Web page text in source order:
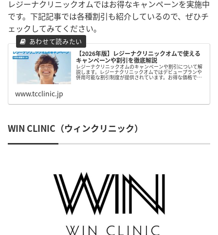
レジーナクリニックオムではお得なキャンペーンを実施中
です。下記記事では各種割引も紹介しているので、ぜひチ
ェックしてみてください。
【2026年版】レジーナクリニックオムで使える
キャンペーンや割引を徹底解説
レジーナクリニックオムのキャンペーンや割引について解
説します。レジーナクリニックオムではデビュープランや
併用可能な割引制度が提供されています。お得な価格で施
術が受けたい方のためにキャンペーンと割引情報を詳しく
www.tcclinic.jp
WIN CLINIC（ウィンクリニック）